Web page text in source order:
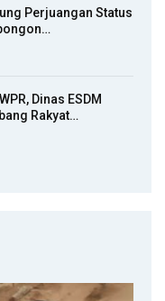
Perjuangan Status
Dinas ESDM
Rakyat…